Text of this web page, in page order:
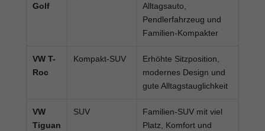
Golf
Alltagsauto,
Pendlerfahrzeug und
Familien-Kompakter
VW T-
Roc
Kompakt-SUV
Erhöhte Sitzposition,
modernes Design und
gute Alltagstauglichkeit
VW
Tiguan
SUV
Familien-SUV mit viel
Platz, Komfort und